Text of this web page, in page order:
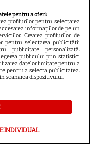
pentru a oferi:
profilurilor pentru selectarea
informațiilor de pe un
Crearea profilurilor de
pentru selectarea publicității
publicitate personalizată.
publicului prin statistici
datelor limitate pentru a
pentru a selecta publicitatea.
scanarea dispozitivului.
INDIVIDUAL